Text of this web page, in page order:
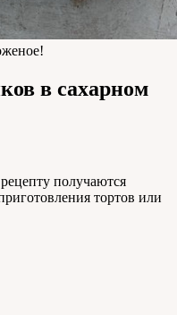
в сахарном
получаются
тортов или